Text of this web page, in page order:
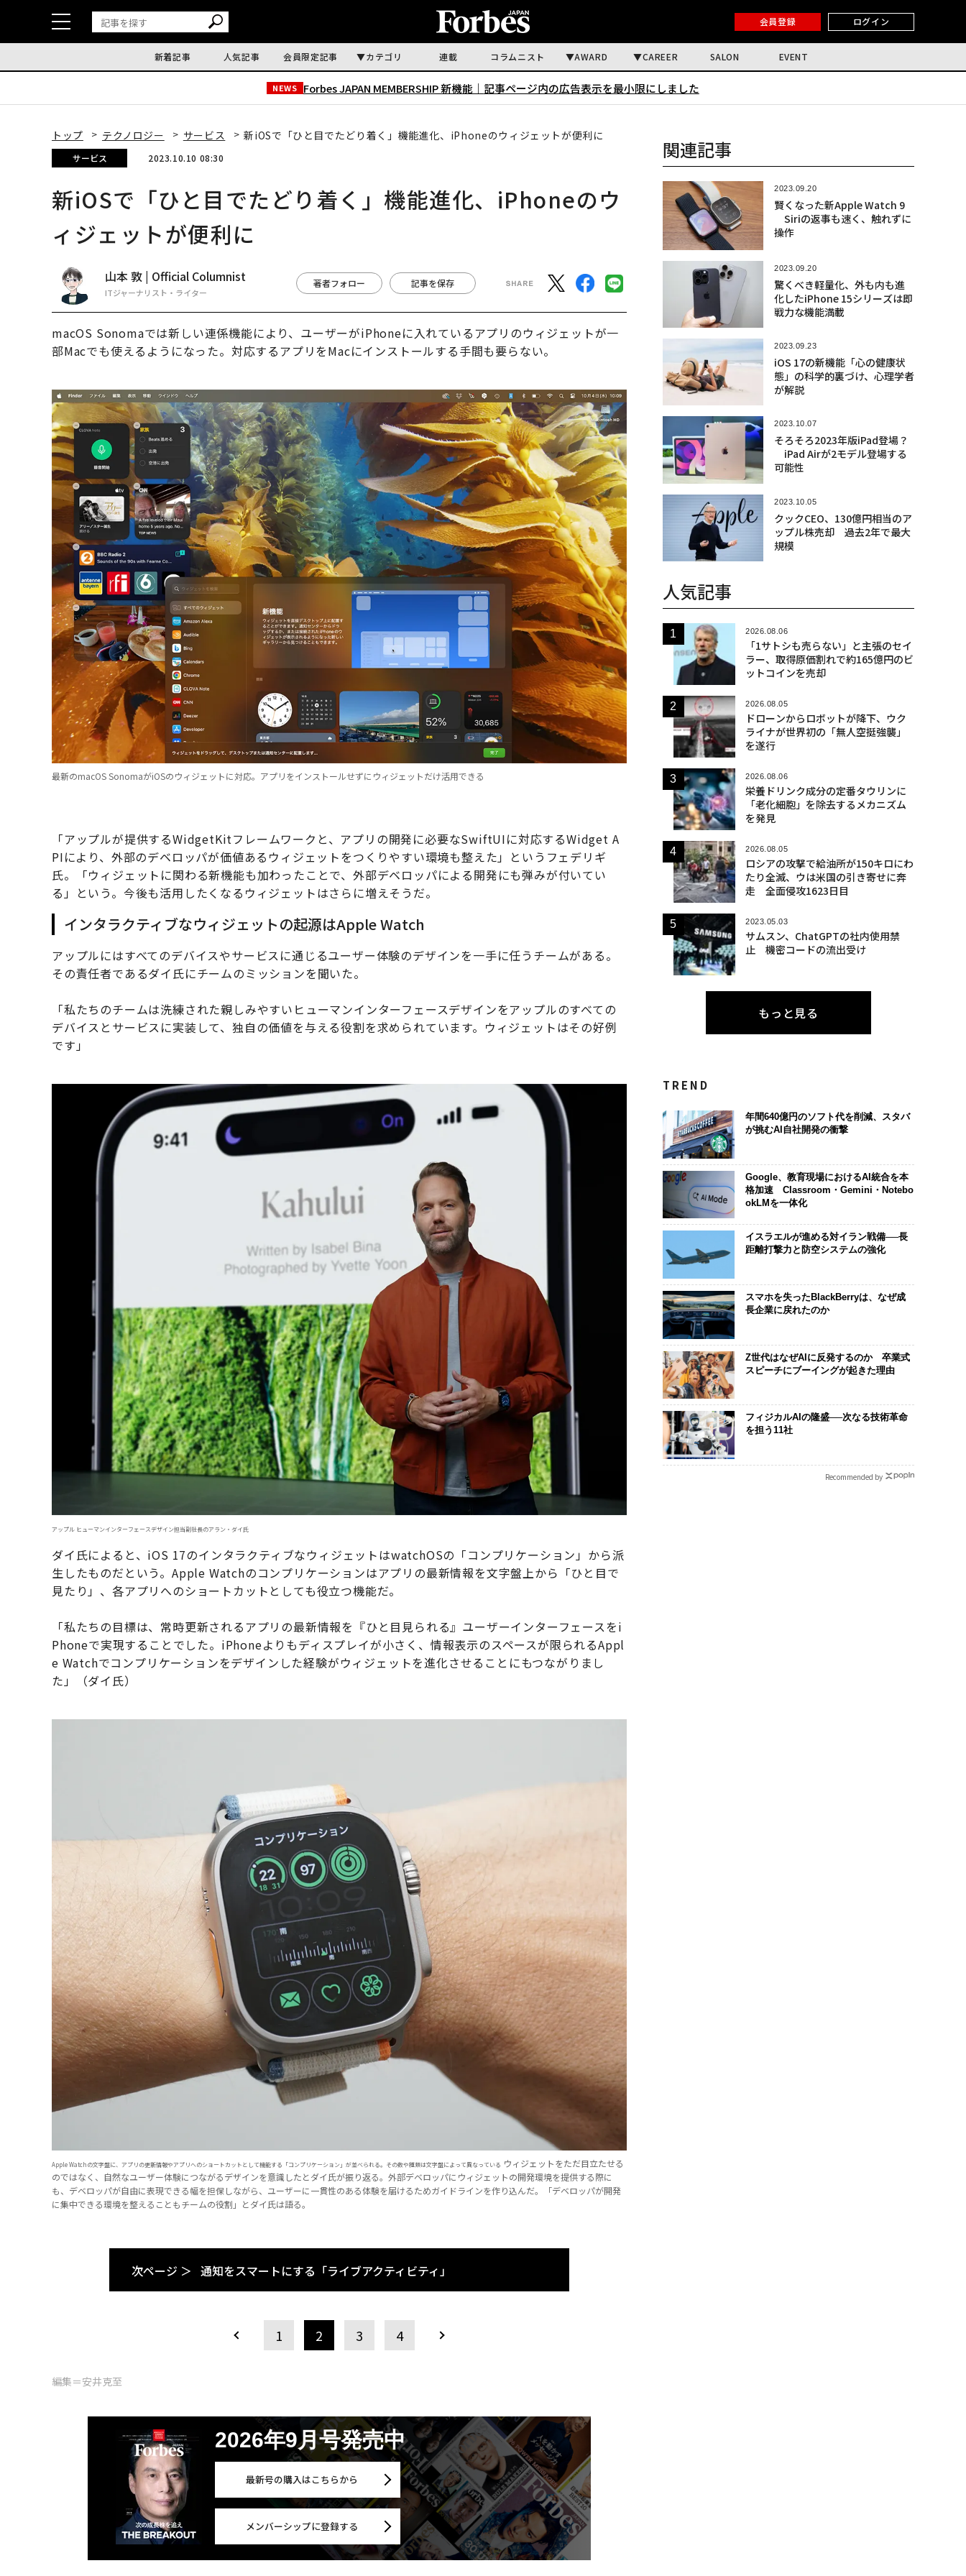
会員登録 ログイン
新着記事 人気記事 会員限定記事 カテゴリ 連載 コラムニスト AWARD CAREER SALON EVENT
NEWS Forbes JAPAN MEMBERSHIP 新機能｜ 記事ページ内の広告表示を最小限にしました
トップ テクノロジー サービス 新iOSで「ひと目でたどり着く」機能進化、iPhoneのウィジェットが便利に
サービス 2023.10.10 08:30
新iOSで「ひと目でたどり着く」機能進化、iPhoneのウ
ィジェットが便利に
山本 敦 | Official Columnist
ITジャーナリスト・ライター
著者フォロー 記事を保存
macOS Sonomaでは新しい連係機能により、ユーザーがiPhoneに入れているアプリのウィジェットが一
部Macでも使えるようになった。対応するアプリをMacにインストールする手間も要らない。
最新のmacOS SonomaがiOSのウィジェットに対応。アプリをインストールせずにウィジェットだけ活用できる
「アップルが提供するWidgetKitフレームワークと、アプリの開発に必要なSwiftUIに対応するWidget A
PIにより、外部のデベロッパが価値あるウィジェットをつくりやすい環境も整えた」というフェデリギ
氏。「ウィジェットに関わる新機能も加わったことで、外部デベロッパによる開発にも弾みが付いてい
る」という。今後も活用したくなるウィジェットはさらに増えそうだ。
インタラクティブなウィジェットの起源はApple Watch
アップルにはすべてのデバイスやサービスに通じるユーザー体験のデザインを一手に任うチームがある。
その責任者であるダイ氏にチームのミッションを聞いた。
「私たちのチームは洗練された親しみやすいヒューマンインターフェースデザインをアップルのすべての
デバイスとサービスに実装して、独自の価値を与える役割を求められています。ウィジェットはその好例
です」
アップル ヒューマンインターフェースデザイン担当副社長のアラン・ダイ氏
ダイ氏によると、iOS 17のインタラクティブなウィジェットはwatchOSの「コンプリケーション」から派
生したものだという。Apple Watchのコンプリケーションはアプリの最新情報を文字盤上から「ひと目で
見たり」、各アプリへのショートカットとしても役立つ機能だ。
「私たちの目標は、常時更新されるアプリの最新情報を『ひと目見られる』ユーザーインターフェースをi
Phoneで実現することでした。iPhoneよりもディスプレイが小さく、情報表示のスペースが限られるAppl
e Watchでコンプリケーションをデザインした経験がウィジェットを進化させることにもつながりまし
た」（ダイ氏）
Apple Watchの文字盤に、アプリの更新情報やアプリへのショートカットとして機能する「コンプリケーション」が並べられる。その数や種類は文字盤によって異なっている ウィジェットをただ目立たせる
のではなく、自然なユーザー体験につながるデザインを意識したとダイ氏が振り返る。外部デベロッパにウィジェットの開発環境を提供する際に
も、デベロッパが自由に表現できる幅を担保しながら、ユーザーに一貫性のある体験を届けるためガイドラインを作り込んだ。「デベロッパが開発
に集中できる環境を整えることもチームの役割」とダイ氏は語る。
次ページ ＞ 通知をスマートにする「ライブアクティビティ」
1 2 3 4
編集＝安井克至
2026年9月号発売中
最新号の購入はこちらから
メンバーシップに登録する
関連記事
2023.09.20
賢くなった新Apple Watch 9
Siriの返事も速く、触れずに
操作
2023.09.20
驚くべき軽量化、外も内も進
化したiPhone 15シリーズは即
戦力な機能満載
2023.09.23
iOS 17の新機能「心の健康状
態」の科学的裏づけ、心理学者
が解説
2023.10.07
そろそろ2023年版iPad登場？
iPad Airが2モデル登場する
可能性
2023.10.05
クックCEO、130億円相当のア
ップル株売却 過去2年で最大
規模
人気記事
2026.08.06
「1サトシも売らない」と主張のセイ
ラー、取得原価割れで約165億円のビ
ットコインを売却
2026.08.05
ドローンからロボットが降下、ウク
ライナが世界初の「無人空挺強襲」
を遂行
2026.08.06
栄養ドリンク成分の定番タウリンに
「老化細胞」を除去するメカニズム
を発見
2026.08.05
ロシアの攻撃で給油所が150キロにわ
たり全滅、ウは米国の引き寄せに奔
走 全面侵攻1623日目
2023.05.03
サムスン、ChatGPTの社内使用禁
止 機密コードの流出受け
もっと見る
TREND
年間640億円のソフト代を削減、スタバ
が挑むAI自社開発の衝撃
Google、教育現場におけるAI統合を本
格加速 Classroom・Gemini・Notebo
okLMを一体化
イスラエルが進める対イラン戦備──長
距離打撃力と防空システムの強化
スマホを失ったBlackBerryは、なぜ成
長企業に戻れたのか
Z世代はなぜAIに反発するのか 卒業式
スピーチにブーイングが起きた理由
フィジカルAIの隆盛──次なる技術革命
を担う11社
Recommended by